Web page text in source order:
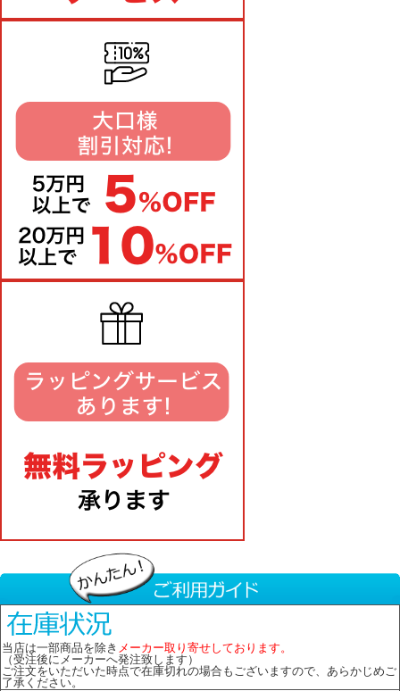
当店は一部商品を除き メーカー取り寄せしております。
（受注後にメーカーへ発注致します）
ご注文をいただいた時点で在庫切れの場合もございますので、あらかじめご
了承ください。